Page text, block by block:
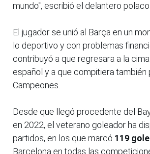
mundo", escribió el delantero polaco.
El jugador se unió al Barça en un
lo deportivo y con problemas
contribuyó a que regresara a la
español y a que compitiera también
Campeones.
Desde que llegó procedente del
en 2022, el veterano goleador ha
partidos, en los que marcó 119
Barcelona en todas las